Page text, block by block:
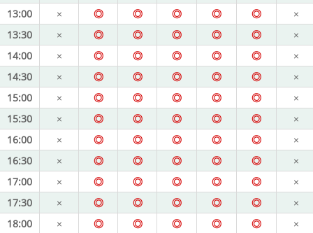
13:00
× ◎ ◎ ◎ ◎ ◎
×
13:30
× ◎ ◎ ◎ ◎ ◎
×
14:00
× ◎ ◎ ◎ ◎ ◎
×
14:30
× ◎ ◎ ◎ ◎ ◎
×
15:00
× ◎ ◎ ◎ ◎ ◎
×
15:30
× ◎ ◎ ◎ ◎ ◎
×
16:00
× ◎ ◎ ◎ ◎ ◎
×
16:30
× ◎ ◎ ◎ ◎ ◎
×
17:00
× ◎ ◎ ◎ ◎ ◎
×
17:30
× ◎ ◎ ◎ ◎ ◎
×
18:00
× ◎ ◎ ◎ ◎ ◎
×